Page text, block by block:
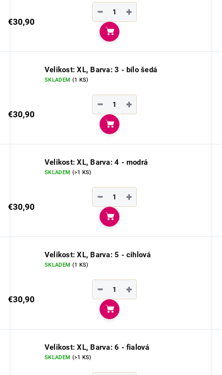
€30,90
+
−
Do košíka
Velikost: XL, Barva: 3 - bílo šedá
SKLADEM (1 KS)
€30,90
+
−
Do košíka
Velikost: XL, Barva: 4 - modrá
SKLADEM (>1 KS)
€30,90
+
−
Do košíka
Velikost: XL, Barva: 5 - cihlová
SKLADEM (1 KS)
€30,90
+
−
Do košíka
Velikost: XL, Barva: 6 - fialová
SKLADEM (>1 KS)